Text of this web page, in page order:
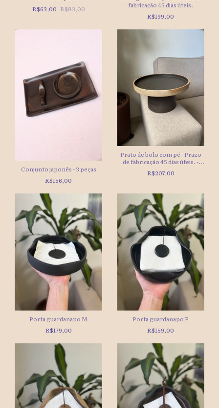
R$63,00 R$83,00
fabricação 45 dias úteis.
R$199,00
Conjunto japonês - 3 peças
R$156,00
Prato de bolo com pé - Prazo
de fabricação 45 dias úteis. -
(cópia)
R$207,00
Porta guardanapo M
R$179,00
Porta guardanapo P
R$159,00